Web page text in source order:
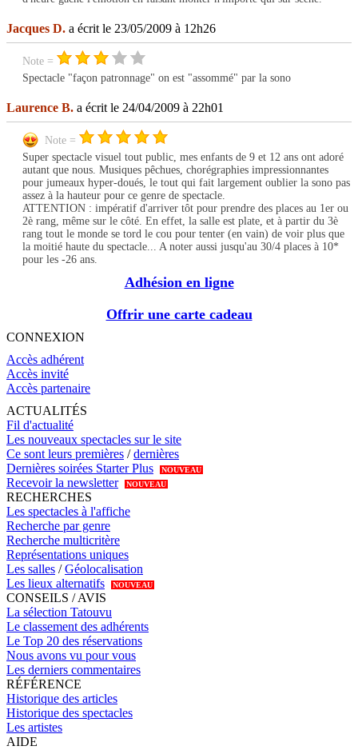
Jacques D. a écrit le 23/05/2009 à 12h26
Note =
Spectacle "façon patronnage" on est "assommé" par la sono
Laurence B. a écrit le 24/04/2009 à 22h01
Note =
Super spectacle visuel tout public, mes enfants de 9 et 12 ans ont adoré
autant que nous. Musiques pêchues, chorégraphies impressionnantes
pour jumeaux hyper-doués, le tout qui fait largement oublier la sono pas
assez à la hauteur pour ce genre de spectacle.
ATTENTION : impératif d'arriver tôt pour prendre des places au 1er ou
2è rang, même sur le côté. En effet, la salle est plate, et à partir du 3è
rang tout le monde se tord le cou pour tenter (en vain) de voir plus que
la moitié haute du spectacle... A noter aussi jusqu'au 30/4 places à 10*
pour les -26 ans.
Adhésion en ligne
Offrir une carte cadeau
CONNEXION
Accès adhérent
Accès invité
Accès partenaire
ACTUALITÉS
Fil d'actualité
Les nouveaux spectacles sur le site
Ce sont leurs premières /dernières
Dernières soirées Starter Plus
NOUVEAU
Recevoir la newsletter NOUVEAU
RECHERCHES
Les spectacles à l'affiche
Recherche par genre
Recherche multicritère
Représentations uniques
Les salles /Géolocalisation
Les lieux alternatifs
NOUVEAU
CONSEILS / AVIS
La sélection Tatouvu
Le classement des adhérents
Le Top 20 des réservations
Nous avons vu pour vous
Les derniers commentaires
RÉFÉRENCE
Historique des articles
Historique des spectacles
Les artistes
AIDE